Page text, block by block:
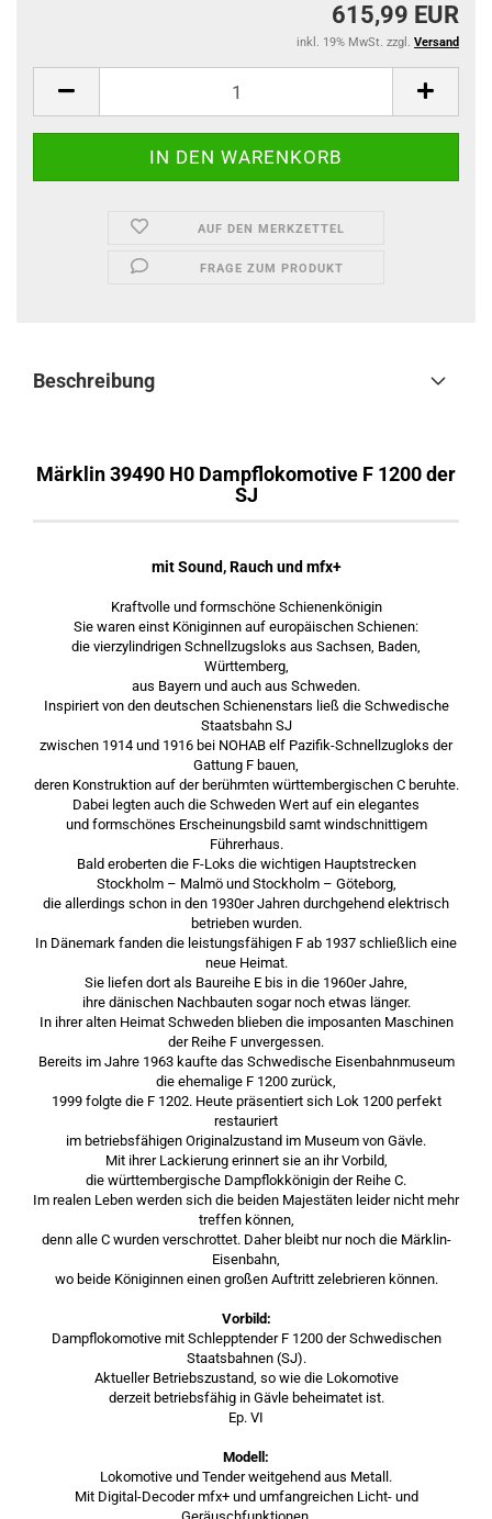
615,99 EUR
inkl. 19% MwSt. zzgl. Versand
AUF DEN MERKZETTEL
FRAGE ZUM PRODUKT
Beschreibung
Märklin 39490 H0 Dampflokomotive F 1200 der
SJ
mit Sound, Rauch und mfx+
Kraftvolle und formschöne Schienenkönigin
Sie waren einst Königinnen auf europäischen Schienen:
die vierzylindrigen Schnellzugsloks aus Sachsen, Baden,
Württemberg,
aus Bayern und auch aus Schweden.
Inspiriert von den deutschen Schienenstars ließ die Schwedische
Staatsbahn SJ
zwischen 1914 und 1916 bei NOHAB elf Pazifik-Schnellzugloks der
Gattung F bauen,
deren Konstruktion auf der berühmten württembergischen C beruhte.
Dabei legten auch die Schweden Wert auf ein elegantes
und formschönes Erscheinungsbild samt windschnittigem
Führerhaus.
Bald eroberten die F-Loks die wichtigen Hauptstrecken
Stockholm – Malmö und Stockholm – Göteborg,
die allerdings schon in den 1930er Jahren durchgehend elektrisch
betrieben wurden.
In Dänemark fanden die leistungsfähigen F ab 1937 schließlich eine
neue Heimat.
Sie liefen dort als Baureihe E bis in die 1960er Jahre,
ihre dänischen Nachbauten sogar noch etwas länger.
In ihrer alten Heimat Schweden blieben die imposanten Maschinen
der Reihe F unvergessen.
Bereits im Jahre 1963 kaufte das Schwedische Eisenbahnmuseum
die ehemalige F 1200 zurück,
1999 folgte die F 1202. Heute präsentiert sich Lok 1200 perfekt
restauriert
im betriebsfähigen Originalzustand im Museum von Gävle.
Mit ihrer Lackierung erinnert sie an ihr Vorbild,
die württembergische Dampflokkönigin der Reihe C.
Im realen Leben werden sich die beiden Majestäten leider nicht mehr
treffen können,
denn alle C wurden verschrottet. Daher bleibt nur noch die Märklin-
Eisenbahn,
wo beide Königinnen einen großen Auftritt zelebrieren können.
Vorbild:
Dampflokomotive mit Schlepptender F 1200 der Schwedischen
Staatsbahnen (SJ).
Aktueller Betriebszustand, so wie die Lokomotive
derzeit betriebsfähig in Gävle beheimatet ist.
Ep. VI
Modell:
Lokomotive und Tender weitgehend aus Metall.
Mit Digital-Decoder mfx+ und umfangreichen Licht- und